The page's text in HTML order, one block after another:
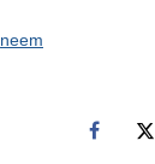
neem